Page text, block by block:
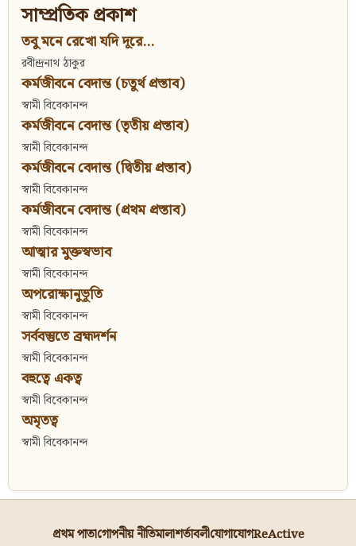
সাম্প্রতিক প্রকাশ
তবু মনে রেখো যদি দূরে...
রবীন্দ্রনাথ ঠাকুর
কর্মজীবনে বেদান্ত (চতুর্থ প্রস্তাব)
স্বামী বিবেকানন্দ
কর্মজীবনে বেদান্ত (তৃতীয় প্রস্তাব)
স্বামী বিবেকানন্দ
কর্মজীবনে বেদান্ত (দ্বিতীয় প্রস্তাব)
স্বামী বিবেকানন্দ
কর্মজীবনে বেদান্ত (প্রথম প্রস্তাব)
স্বামী বিবেকানন্দ
আত্মার মুক্তস্বভাব
স্বামী বিবেকানন্দ
অপরোক্ষানুভূতি
স্বামী বিবেকানন্দ
সর্ববস্তুতে ব্রহ্মদর্শন
স্বামী বিবেকানন্দ
বহুত্বে একত্ব
স্বামী বিবেকানন্দ
অমৃতত্ব
স্বামী বিবেকানন্দ
প্রথম পাতাগোপনীয় নীতিমালাশর্তাবলীযোগাযোগReActive